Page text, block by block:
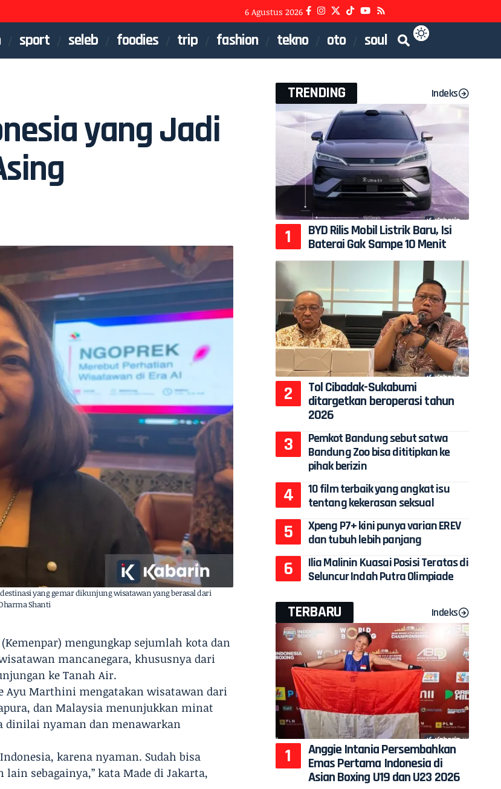
6 Agustus 2026
sport seleb foodies trip fashion tekno oto soul
yang Jadi
yang gemar dikunjung wisatawan yang berasal dari
Shanti
mengungkap sejumlah kota dan
mancanegara, khususnya dari
ke Tanah Air.
Ayu Marthini mengatakan wisatawan dari
dan Malaysia menunjukkan minat
dinilai nyaman dan menawarkan
karena nyaman. Sudah bisa
sebagainya,” kata Made di Jakarta,
TRENDING Indeks
BYD Rilis Mobil Listrik Baru, Isi
Baterai Gak Sampe 10 Menit
Tol Cibadak-Sukabumi
ditargetkan beroperasi tahun
2026
Pemkot Bandung sebut satwa
Bandung Zoo bisa dititipkan ke
pihak berizin
10 film terbaik yang angkat isu
tentang kekerasan seksual
Xpeng P7+ kini punya varian EREV
dan tubuh lebih panjang
Ilia Malinin Kuasai Posisi Teratas di
Seluncur Indah Putra Olimpiade
TERBARU Indeks
Anggie Intania Persembahkan
Emas Pertama Indonesia di
Asian Boxing U19 dan U23 2026